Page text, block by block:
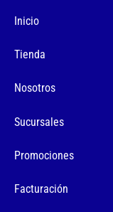
Inicio
Tienda
Nosotros
Sucursales
Promociones
Facturación